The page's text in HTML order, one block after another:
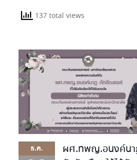
137 total views
ธ.ค.
ผศ.ทพญ.อนงค์น